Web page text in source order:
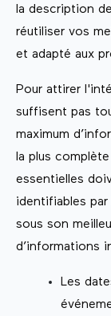
la description
réutiliser vos
et adapté aux
Pour attirer
suffisent pas
maximum
la plus
essentielles
identifiables
sous son
d’informations
Les